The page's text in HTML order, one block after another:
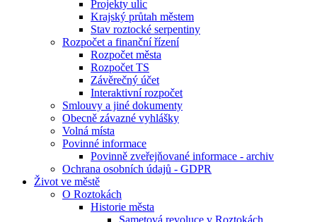
Projekty ulic
Krajský průtah městem
Stav roztocké serpentiny
Rozpočet a finanční řízení
Rozpočet města
Rozpočet TS
Závěrečný účet
Interaktivní rozpočet
Smlouvy a jiné dokumenty
Obecně závazné vyhlášky
Volná místa
Povinné informace
Povinně zveřejňované informace - archiv
Ochrana osobních údajů - GDPR
Život ve městě
O Roztokách
Historie města
Sametová revoluce v Roztokách